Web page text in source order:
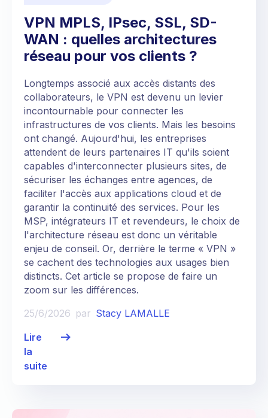
VPN MPLS, IPsec, SSL, SD-
WAN : quelles architectures
réseau pour vos clients ?
Longtemps associé aux accès distants des
collaborateurs, le VPN est devenu un levier
incontournable pour connecter les
infrastructures de vos clients. Mais les besoins
ont changé. Aujourd'hui, les entreprises
attendent de leurs partenaires IT qu'ils soient
capables d'interconnecter plusieurs sites, de
sécuriser les échanges entre agences, de
faciliter l'accès aux applications cloud et de
garantir la continuité des services. Pour les
MSP, intégrateurs IT et revendeurs, le choix de
l'architecture réseau est donc un véritable
enjeu de conseil. Or, derrière le terme « VPN »
se cachent des technologies aux usages bien
distincts. Cet article se propose de faire un
zoom sur les différences.
25/6/2026 par Stacy LAMALLE
Lire
la
suite